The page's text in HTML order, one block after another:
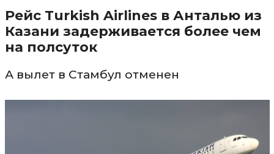
Рейс Turkish Airlines в Анталью из
Казани задерживается более чем
на полсуток
А вылет в Стамбул отменен